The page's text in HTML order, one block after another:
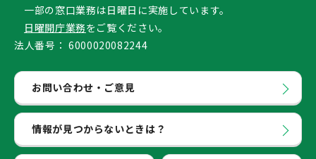
一部の窓口業務は日曜日に実施しています。
日曜開庁業務をご覧ください。
法人番号： 6000020082244
お問い合わせ・ご意見
情報が見つからないときは？